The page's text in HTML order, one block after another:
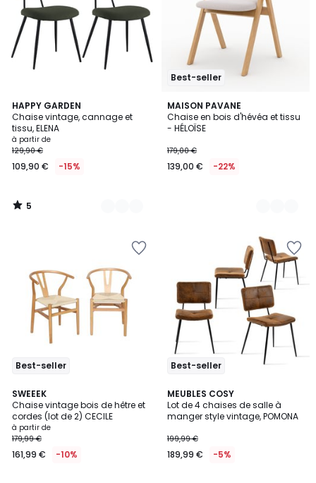
HAPPY GARDEN
Chaise vintage, cannage et
tissu, ELENA
à partir de
129,90 €
109,90 € -15%
5
/
5
4
Couleurs
5
/
Best-seller
MAISON PAVANE
Chaise en bois d'hévéa et tissu
- HÉLOÏSE
179,00 €
139,00 € -22%
3
Couleurs
Best-seller
SWEEEK
Chaise vintage bois de hêtre et
cordes (lot de 2) CECILE
à partir de
179,99 €
161,99 € -10%
4,5
/ 5
6
Couleurs
Best-seller
MEUBLES COSY
Lot de 4 chaises de salle à
manger style vintage, POMONA
199,99 €
189,99 € -5%